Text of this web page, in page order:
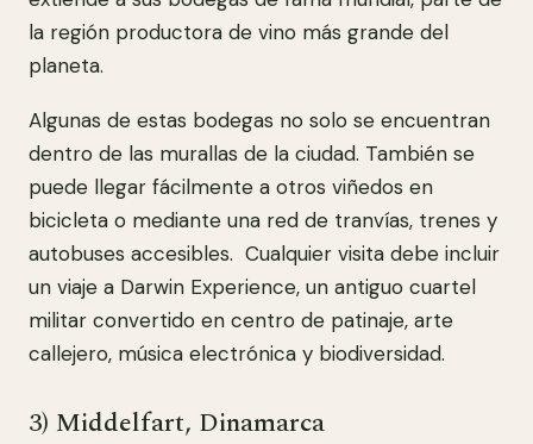
la región productora de vino más grande del
planeta.
Algunas de estas bodegas no solo se encuentran
dentro de las murallas de la ciudad. También se
puede llegar fácilmente a otros viñedos en
bicicleta o mediante una red de tranvías, trenes y
autobuses accesibles. Cualquier visita debe incluir
un viaje a Darwin Experience, un antiguo cuartel
militar convertido en centro de patinaje, arte
callejero, música electrónica y biodiversidad.
3) Middelfart, Dinamarca